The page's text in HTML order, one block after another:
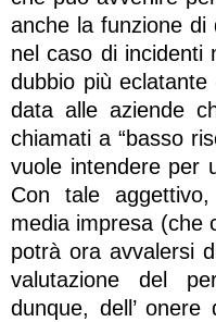
anche la funzione di
nel caso di incidenti
dubbio più
data alle aziende
chiamati a “basso
vuole intendere per
Con tale
media impresa (che
potrà ora avvalersi
valutazione del
dunque, dell’